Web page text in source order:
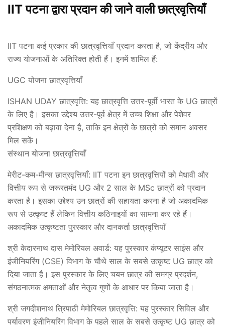
IIT पटना द्वारा प्रदान की जाने वाली छात्रवृत्तियाँ
IIT पटना कई प्रकार की छात्रवृत्तियाँ प्रदान करता है, जो केंद्रीय और
राज्य योजनाओं के अतिरिक्त होती हैं। इनमें शामिल हैं:
UGC योजना छात्रवृत्तियाँ
ISHAN UDAY छात्रवृत्ति: यह छात्रवृत्ति उत्तर-पूर्वी भारत के UG छात्रों
के लिए है। इसका उद्देश्य उत्तर-पूर्व क्षेत्र में उच्च शिक्षा और पेशेवर
प्रशिक्षण को बढ़ावा देना है, ताकि इन क्षेत्रों के छात्रों को समान अवसर
मिल सकें।
संस्थान योजना छात्रवृत्तियाँ
मेरीट-कम-मीन्स छात्रवृत्तियाँ: IIT पटना इन छात्रवृत्तियों को मेधावी और
वित्तीय रूप से जरूरतमंद UG और 2 साल के MSc छात्रों को प्रदान
करता है। इसका उद्देश्य उन छात्रों की सहायता करना है जो अकादमिक
रूप से उत्कृष्ट हैं लेकिन वित्तीय कठिनाइयों का सामना कर रहे हैं।
अकादमिक उत्कृष्टता पुरस्कार और दानकर्ता छात्रवृत्तियाँ
श्री केदारनाथ दास मेमोरियल अवार्ड: यह पुरस्कार कंप्यूटर साइंस और
इंजीनियरिंग (CSE) विभाग के चौथे साल के सबसे उत्कृष्ट UG छात्र को
दिया जाता है। इस पुरस्कार के लिए चयन छात्र की समग्र प्रदर्शन,
संगठनात्मक क्षमताओं और नेतृत्व गुणों के आधार पर किया जाता है।
श्री जगदीशनाथ त्रिपाठी मेमोरियल छात्रवृत्ति: यह पुरस्कार सिविल और
पर्यावरण इंजीनियरिंग विभाग के पहले साल के सबसे उत्कृष्ट UG छात्र को